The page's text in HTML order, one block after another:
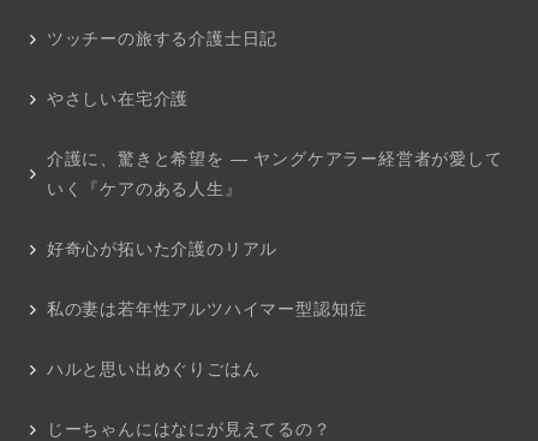
ツッチーの旅する介護士日記
やさしい在宅介護
介護に、驚きと希望を ― ヤングケアラー経営者が愛して
いく『ケアのある人生』
好奇心が拓いた介護のリアル
私の妻は若年性アルツハイマー型認知症
ハルと思い出めぐりごはん
じーちゃんにはなにが見えてるの？